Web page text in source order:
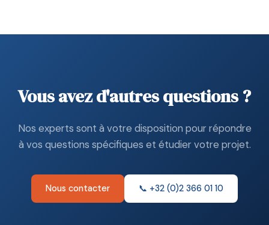
Vous avez d'autres questions ?
Nos experts sont à votre disposition pour répondre
à vos questions spécifiques et étudier votre projet.
Nous contacter 📞 +32 (0)2 366 01 10